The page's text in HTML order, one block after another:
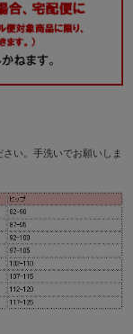
い。手洗いでお願いしま